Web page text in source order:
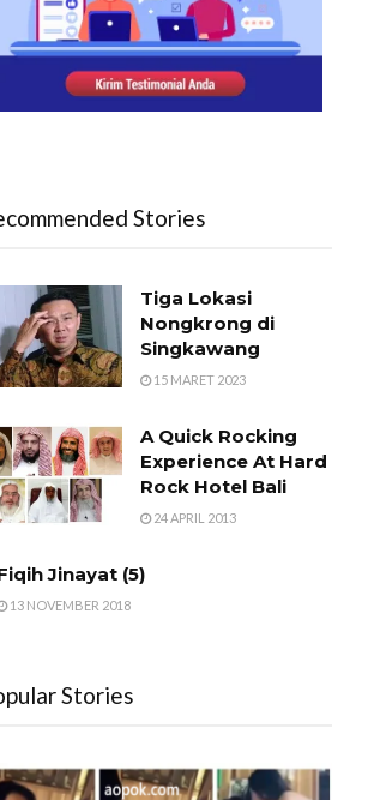
Stories
Tiga Lokasi
Nongkrong di
Singkawang
15 MARET 2023
A Quick Rocking
Experience At Hard
Rock Hotel Bali
24 APRIL 2013
Jinayat (5)
13 NOVEMBER 2018
Stories